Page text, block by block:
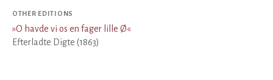
OTHER EDITIONS
»O havde vi os en fager lille Ø«
Efterladte Digte (1863)